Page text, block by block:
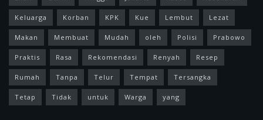
Keluarga Korban KPK Kue Lembut Lezat
Makan Membuat Mudah oleh Polisi Prabowo
Praktis Rasa Rekomendasi Renyah Resep
Rumah Tanpa Telur Tempat Tersangka
Tetap Tidak untuk Warga yang